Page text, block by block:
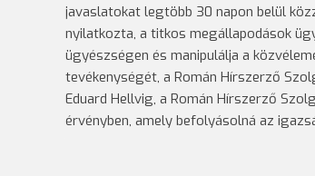
javaslatokat legtöbb 30 napon belül
nyilatkozta, a titkos megállapodások
ügyészségen és manipulálja a
tevékenységét, a Román Hírszerző
Eduard Hellvig, a Román Hírszerző
érvényben, amely befolyásolná az